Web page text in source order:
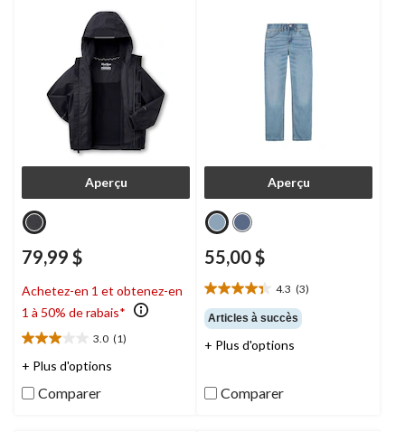
Aperçu
79,99 $
Achetez-en 1 et obtenez-en
1 à 50% de rabais*
3.0 (1)
3.0
étoile(s)
5.
+ Plus d'options
Comparer
Aperçu
55,00 $
4.3 (3)
4.3
étoile(s)
sur
5.
Articles à succès
+ Plus d'options
Comparer